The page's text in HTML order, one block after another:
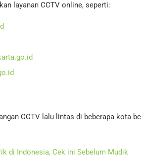
layanan CCTV online, seperti:
CCTV lalu lintas di beberapa kota
di Indonesia, Cek ini Sebelum Mudik